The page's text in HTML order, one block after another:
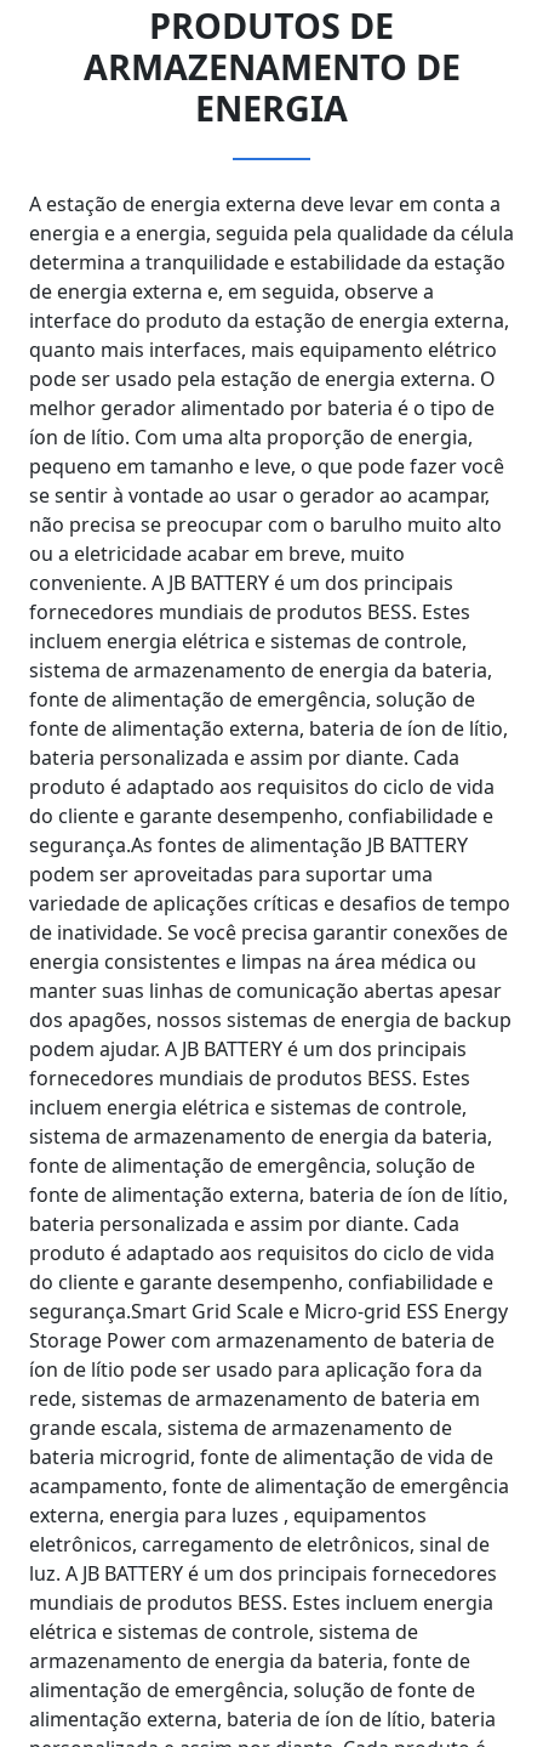
PRODUTOS DE
ARMAZENAMENTO DE
ENERGIA
A estação de energia externa deve levar em conta a
energia e a energia, seguida pela qualidade da célula
determina a tranquilidade e estabilidade da estação
de energia externa e, em seguida, observe a
interface do produto da estação de energia externa,
quanto mais interfaces, mais equipamento elétrico
pode ser usado pela estação de energia externa. O
melhor gerador alimentado por bateria é o tipo de
íon de lítio. Com uma alta proporção de energia,
pequeno em tamanho e leve, o que pode fazer você
se sentir à vontade ao usar o gerador ao acampar,
não precisa se preocupar com o barulho muito alto
ou a eletricidade acabar em breve, muito
conveniente. A JB BATTERY é um dos principais
fornecedores mundiais de produtos BESS. Estes
incluem energia elétrica e sistemas de controle,
sistema de armazenamento de energia da bateria,
fonte de alimentação de emergência, solução de
fonte de alimentação externa, bateria de íon de lítio,
bateria personalizada e assim por diante. Cada
produto é adaptado aos requisitos do ciclo de vida
do cliente e garante desempenho, confiabilidade e
segurança.As fontes de alimentação JB BATTERY
podem ser aproveitadas para suportar uma
variedade de aplicações críticas e desafios de tempo
de inatividade. Se você precisa garantir conexões de
energia consistentes e limpas na área médica ou
manter suas linhas de comunicação abertas apesar
dos apagões, nossos sistemas de energia de backup
podem ajudar. A JB BATTERY é um dos principais
fornecedores mundiais de produtos BESS. Estes
incluem energia elétrica e sistemas de controle,
sistema de armazenamento de energia da bateria,
fonte de alimentação de emergência, solução de
fonte de alimentação externa, bateria de íon de lítio,
bateria personalizada e assim por diante. Cada
produto é adaptado aos requisitos do ciclo de vida
do cliente e garante desempenho, confiabilidade e
segurança.Smart Grid Scale e Micro-grid ESS Energy
Storage Power com armazenamento de bateria de
íon de lítio pode ser usado para aplicação fora da
rede, sistemas de armazenamento de bateria em
grande escala, sistema de armazenamento de
bateria microgrid, fonte de alimentação de vida de
acampamento, fonte de alimentação de emergência
externa, energia para luzes , equipamentos
eletrônicos, carregamento de eletrônicos, sinal de
luz. A JB BATTERY é um dos principais fornecedores
mundiais de produtos BESS. Estes incluem energia
elétrica e sistemas de controle, sistema de
armazenamento de energia da bateria, fonte de
alimentação de emergência, solução de fonte de
alimentação externa, bateria de íon de lítio, bateria